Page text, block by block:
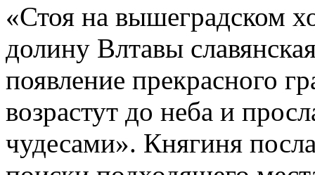
«Стоя на вышеградском
долину Влтавы
появление прекрасного
возрастут до неба и
чудесами». Княгиня